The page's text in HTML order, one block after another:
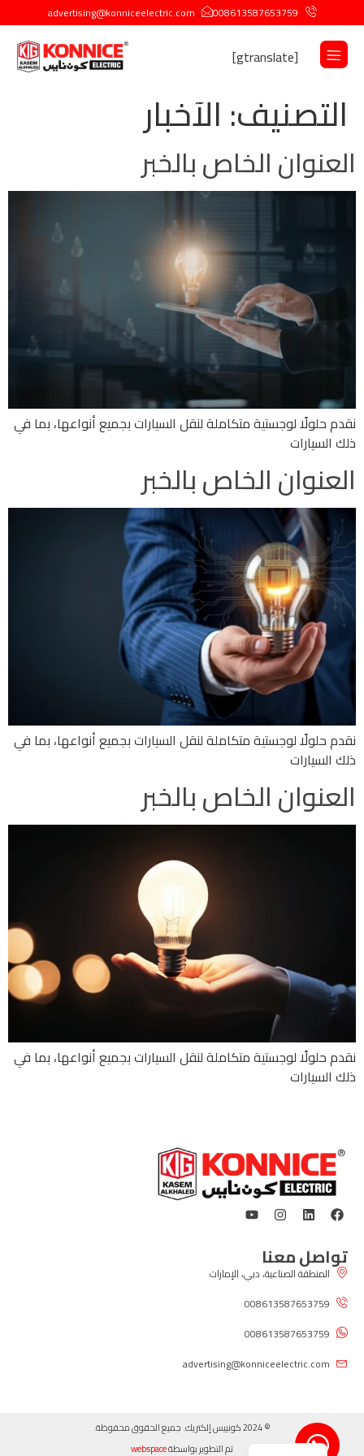
008613587653759
advertising@konniceelectric.com
[gtranslate]
التصنيف: الآخبار
العنوان الخاص بالخبر
نقدم حلولًا لوجستية متكاملة لنقل السيارات بجميع أنواعها، بما في
ذلك السيارات
العنوان الخاص بالخبر
نقدم حلولًا لوجستية متكاملة لنقل السيارات بجميع أنواعها، بما في
ذلك السيارات
العنوان الخاص بالخبر
نقدم حلولًا لوجستية متكاملة لنقل السيارات بجميع أنواعها، بما في
ذلك السيارات
تواصل معنا
المنطقة الصناعية، دبي، الإمارات
008613587653759
008613587653759
advertising@konniceelectric.com
© 2024 كونييس إلكتريك. جميع الحقوق محفوظة.
تم التطوير بواسطةwebspace